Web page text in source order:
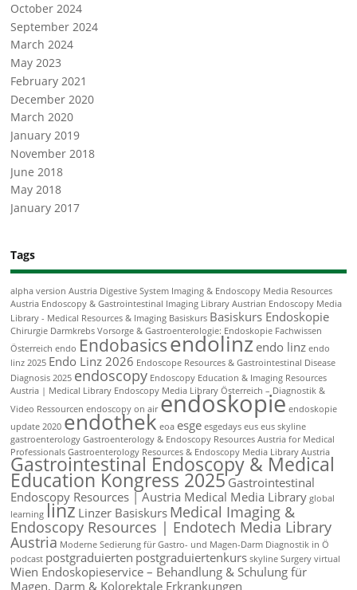
October 2024
September 2024
March 2024
May 2023
February 2021
December 2020
March 2020
January 2019
November 2018
June 2018
May 2018
January 2017
Tags
alpha version Austria Digestive System Imaging & Endoscopy Media Resources
Austria Endoscopy & Gastrointestinal Imaging Library Austrian Endoscopy Media
Library - Medical Resources & Imaging Basiskurs Basiskurs Endoskopie
Chirurgie Darmkrebs Vorsorge & Gastroenterologie: Endoskopie Fachwissen
Österreich endo Endobasicsendolinzendo linz endo
linz 2025 Endo Linz 2026 Endoscope Resources & Gastrointestinal Disease
Diagnosis 2025 endoscopy Endoscopy Education & Imaging Resources
Austria | Medical Library Endoscopy Media Library Österreich – Diagnostik &
Video Ressourcen endoscopy on air endoskopie endoskopie
update 2020 endothek eoa esge esgedays eus eus skyline
gastroenterology Gastroenterology & Endoscopy Resources Austria for Medical
Professionals Gastroenterology Resources & Endoscopy Media Library Austria
Gastrointestinal Endoscopy & Medical
Education Kongress 2025Gastrointestinal
Endoscopy Resources | Austria Medical Media Library global
learning linz Linzer Basiskurs Medical Imaging &
Endoscopy Resources | Endotech Media Library
Austria Moderne Sedierung für Gastro- und Magen-Darm Diagnostik in Ö
podcast postgraduierten postgraduiertenkurs skyline Surgery virtual
Wien Endoskopieservice – Behandlung & Schulung für
Magen, Darm & Kolorektale Erkrankungen